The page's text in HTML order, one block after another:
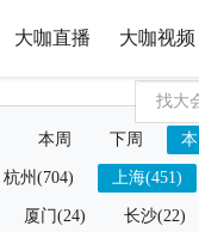
大咖直播 大咖视频
本周 下周
杭州(704) 上海(451)
厦门(24) 长沙(22)